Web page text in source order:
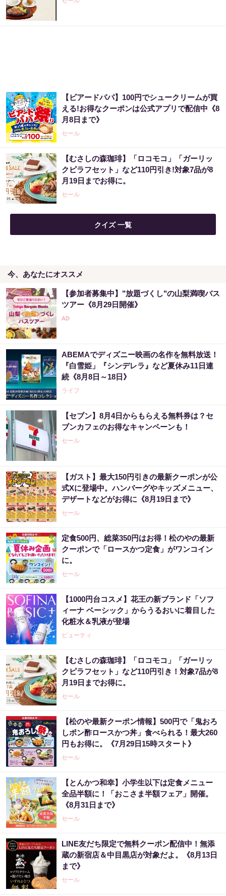
【ビアードパパ】100円でシュークリームが買
える!お得なクーポンは公式アプリで配信中《8
月8日まで》
セール
【むさしの森珈琲】「ロコモコ」「ガーリッ
クピラフセット」など110円引き!対象7品が8
月19日までお得に。
セール
クイズ 一覧
今、あなたにオススメ
【参加者募集中】"放題づくし"の山梨満喫バス
ツアー《8月29日開催》
ABEMAでディズニー映画の名作を無料放送！
『白雪姫」『シンデレラ』など夏休み11日連
続《8月8日～18日》
ライフ
【セブン】8月4日からもらえる無料券は？セ
ブンカフェのお得なキャンペーンも！
セール
【ガスト】最大150円引きの最新クーポンが公
式Xに登場中。ハンバーグやキッズメニュー、
デザートなどがお得に《8月19日まで》
セール
定食500円、総菜350円はお得！松のやの最新
クーポンで「ロースかつ定食」がワンコイン
に。
セール
【1000円台コスメ】花王の新ブランド「ソフ
ィーナ ベーシック」からうるおいに着目した
化粧水＆乳液が登場
ビューティ
【むさしの森珈琲】「ロコモコ」「ガーリッ
クピラフセット」など110円引き！対象7品が8
月19日までお得に。
セール
【松のや最新クーポン情報】500円で「鬼おろ
しポン酢ロースかつ丼」食べられる！最大260
円もお得に。《7月29日15時スタート》
セール
【とんかつ和幸】小学生以下は定食メニュー
全品半額に！「おこさま半額フェア」開催。
《8月31日まで》
セール
LINE友だち限定で無料クーポン配信中！無添
蔵の新宿店＆中目黒店が対象だよ。《8月13日
まで》
セール